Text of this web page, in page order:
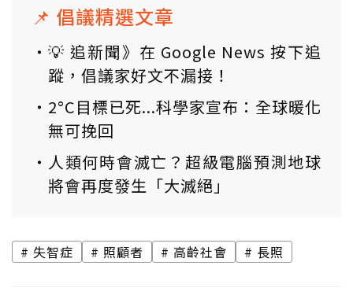
📌 倡議精選文章
💡 追新聞》在 Google News 按下追
蹤，倡議家好文不漏接！
2°C目標已死...科學家宣布：全球暖化
無可挽回
人類何時會滅亡？超級電腦預測地球
將會再度發生「大滅絕」
失智症 照顧者 高齡社會 長照